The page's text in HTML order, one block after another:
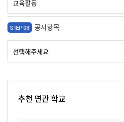
STEP 03 공시항목
추천 연관 학교